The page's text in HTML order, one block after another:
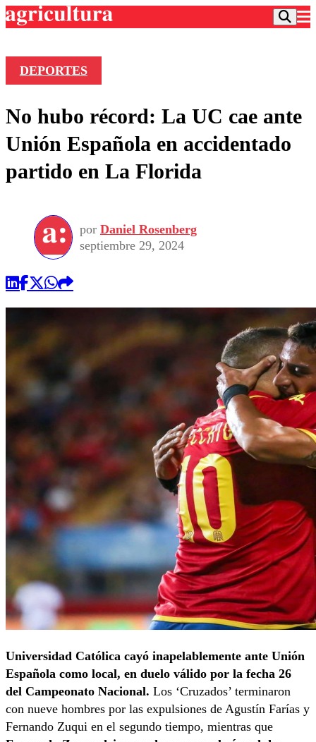
Frecuencias
Agricultura TV
Deportes
Colo Colo
Seleccion Chilena
Torneo Internacional
Universidad de Chile
Entretención
Economía
Internacional
Sustentabilidad
Publicaciones en medios
Opinión
DEPORTES
No hubo récord: La UC cae ante
Unión Española en accidentado
partido en La Florida
por Daniel Rosenberg
septiembre 29, 2024
Universidad Católica cayó inapelablemente ante Unión
Española como local, en duelo válido por la fecha 26
del Campeonato Nacional. Los ‘Cruzados’ terminaron
con nueve hombres por las expulsiones de Agustín Farías y
Fernando Zuqui en el segundo tiempo, mientras que